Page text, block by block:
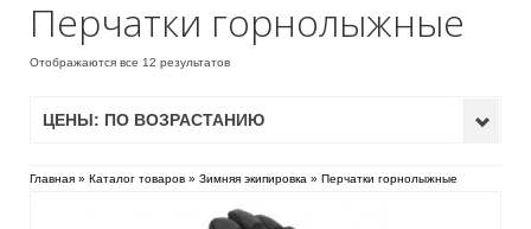
Перчатки горнолыжные
Отображаются все 12 результатов
ЦЕНЫ: ПО ВОЗРАСТАНИЮ
Главная » Каталог товаров » Зимняя экипировка » Перчатки горнолыжные